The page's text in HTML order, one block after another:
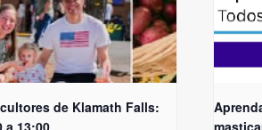
de Klamath Falls: